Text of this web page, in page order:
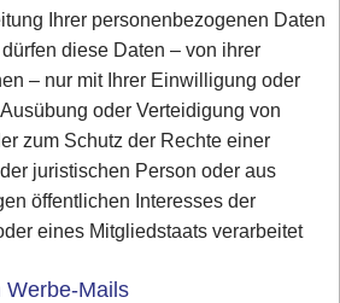
Ihrer personenbezogenen Daten
diese Daten – von ihrer
– nur mit Ihrer Einwilligung oder
oder Verteidigung von
zum Schutz der Rechte einer
juristischen Person oder aus
öffentlichen Interesses der
eines Mitgliedstaats verarbeitet
Werbe-Mails